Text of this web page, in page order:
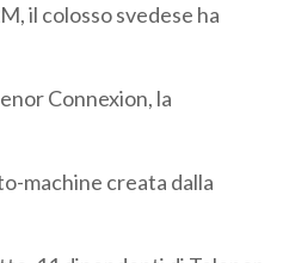
il colosso svedese ha
Connexion, la
machine creata dalla